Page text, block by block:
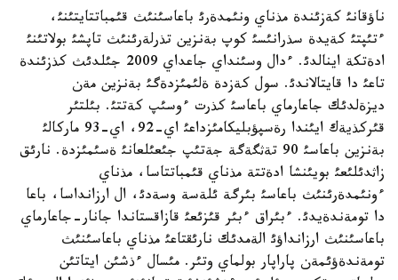
ناؤقانئ كةزئندة مذناي ونئمدةرئ باعاسئنئث قئمباتتايتئنئ،
ءتئپتئ كةيدة سذرانئسئ كوپ بةنزين تذرلةرئنئث تاپشئ بولاتئنئ
ادةتكة اينالدئ. ءدال وسئنداي جاعداي 2009 جئلدئث كذزئندة
تاعئ دا قايتالاندئ. سول كةزدة ةلئمئزدةگئ بةنزين مةن
ديزةلدئك جاعارماي باعاسئ كذرت ءوسئپ كةتتئ. بئلتئر
قئركذيةك ايئندا رةسپؤبليكامئزداعئ اي-92، اي-93 ماركالئ
بةنزين باعاسئ 90 تةثگةگة جةتئپ جئعئلعانئ ةسئمئزدة. نارئق
زاثدئلئعئ بويئنشا ادةتتة مذناي قئمباتتاسا، مذناي
ءونئمدةرئنئث باعاسئ بئرگة ئلةسة وسةدئ، ال ارزانداسا، باعا
دا تومةندةيدئ. ءبئراق ءبئر قئزئعئ قازاقستاندا جانار-جاعارماي
باعاسئنئث ارزانداؤئ الةمدئك نارئقتاعئ مذناي باعاسئنئث
تومةندةؤئمةن پاراپار بولماي وتئر. مئسال ءذشئن ايتاتئن